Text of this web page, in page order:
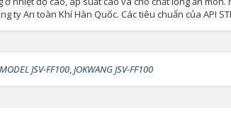
ty An toàn Khí Hàn Quốc. Các tiêu chuẩn của API
MODEL JSV-FF100,JOKWANG JSV-FF100